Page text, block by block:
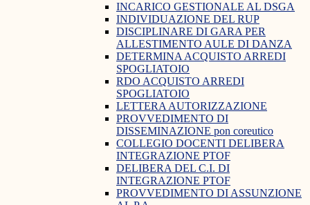
INCARICO GESTIONALE AL DSGA
INDIVIDUAZIONE DEL RUP
DISCIPLINARE DI GARA PER
ALLESTIMENTO AULE DI DANZA
DETERMINA ACQUISTO ARREDI
SPOGLIATOIO
RDO ACQUISTO ARREDI
SPOGLIATOIO
LETTERA AUTORIZZAZIONE
PROVVEDIMENTO DI
DISSEMINAZIONE pon coreutico
COLLEGIO DOCENTI DELIBERA
INTEGRAZIONE PTOF
DELIBERA DEL C.I. DI
INTEGRAZIONE PTOF
PROVVEDIMENTO DI ASSUNZIONE